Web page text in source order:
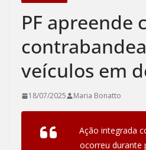
PF apreende
veículos em
18/07/2025 Maria Bonatto
Ação integrada
ocorreu durante